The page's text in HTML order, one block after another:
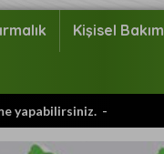
Kişisel Bakım
KARGO -
yapabilirsiniz. -